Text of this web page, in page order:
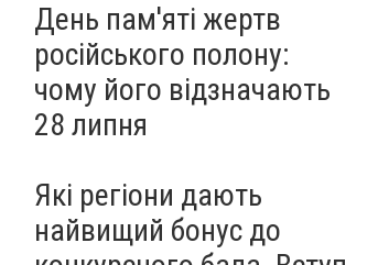
День пам'яті жертв
російського полону:
чому його відзначають
28 липня
Які регіони дають
найвищий бонус до